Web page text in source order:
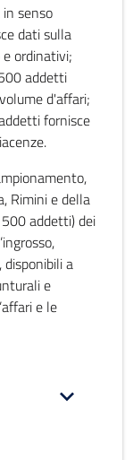
senso
dati sulla
ordinativi;
addetti
d'affari;
fornisce
Rimini e della
addetti) dei
disponibili a
e
e le